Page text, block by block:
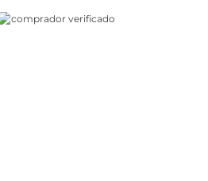
do Chip 1: Chip 1 /
2 ou SD Card (Híbrido)
GHz e 5 GHz
comprador verificado